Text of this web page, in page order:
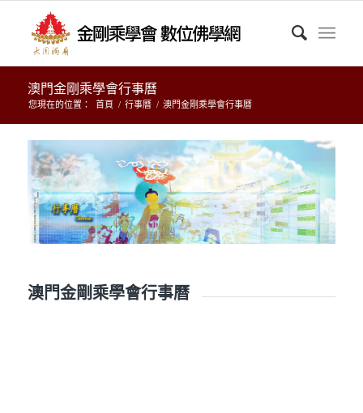
澳門金剛乘學會行事曆
您現在的位置： 首頁 / 行事曆 / 澳門金剛乘學會行事曆
澳門金剛乘學會行事曆